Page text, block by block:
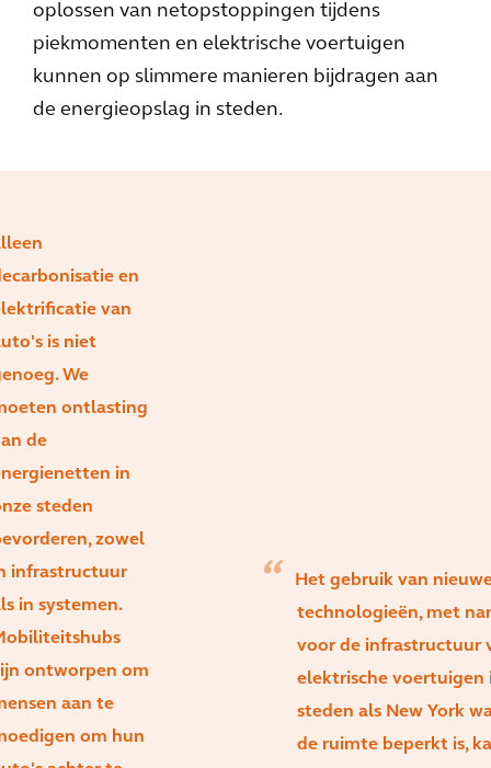
oplossen van netopstoppingen tijdens
piekmomenten en elektrische voertuigen
kunnen op slimmere manieren bijdragen aan
de energieopslag in steden.
en
van
is niet
We
ontlasting
de
in
steden
zowel
infrastructuur
in systemen.
ontworpen om
aan te
om hun
Het gebruik van
technologieën, met
voor de infrastructuur
elektrische voertuigen
steden als New York
de ruimte beperkt is,